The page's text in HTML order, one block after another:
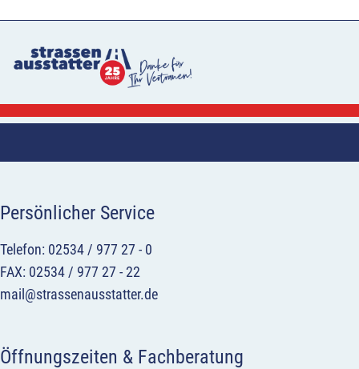
Persönlicher Service
Telefon: 02534 / 977 27 - 0
FAX: 02534 / 977 27 - 22
mail@strassenausstatter.de
Öffnungszeiten & Fachberatung